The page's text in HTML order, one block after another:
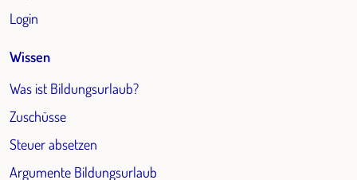
Login
Wissen
Was ist Bildungsurlaub?
Zuschüsse
Steuer absetzen
Argumente Bildungsurlaub